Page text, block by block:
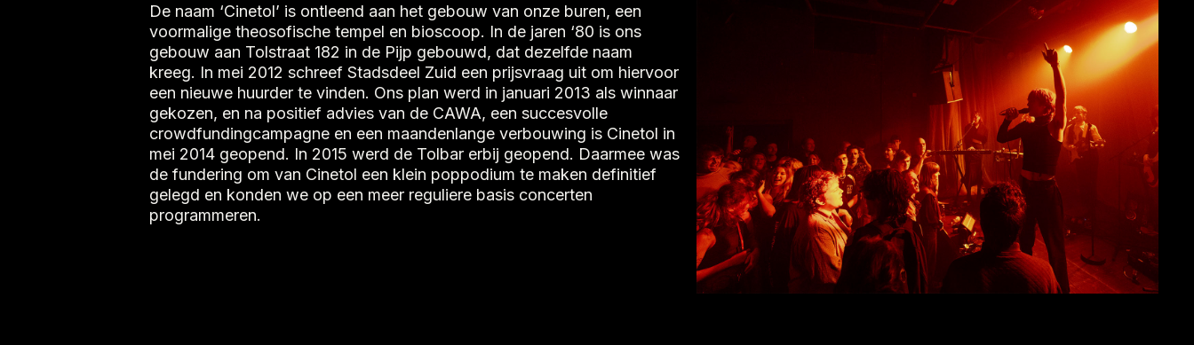
De naam ‘Cinetol’ is ontleend aan het gebouw van onze buren, een
voormalige theosofische tempel en bioscoop. In de jaren ‘80 is ons
gebouw aan Tolstraat 182 in de Pijp gebouwd, dat dezelfde naam
kreeg. In mei 2012 schreef Stadsdeel Zuid een prijsvraag uit om hiervoor
een nieuwe huurder te vinden. Ons plan werd in januari 2013 als winnaar
gekozen, en na positief advies van de CAWA, een succesvolle
crowdfundingcampagne en een maandenlange verbouwing is Cinetol in
mei 2014 geopend. In 2015 werd de Tolbar erbij geopend. Daarmee was
de fundering om van Cinetol een klein poppodium te maken definitief
gelegd en konden we op een meer reguliere basis concerten
programmeren.